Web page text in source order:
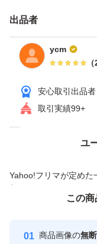
出品者
ycm
（
安心取引出品者
取引実績99+
ユ
Yahoo!フリマが定めた
付与しています
安心取引出品者
価格の相談
この
商品画像の無
この商品をみてい